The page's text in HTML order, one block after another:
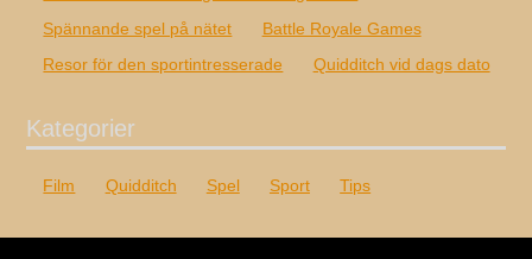
Spännande spel på nätet
Battle Royale Games
Resor för den sportintresserade
Quidditch vid dags dato
Kategorier
Film Quidditch Spel Sport Tips